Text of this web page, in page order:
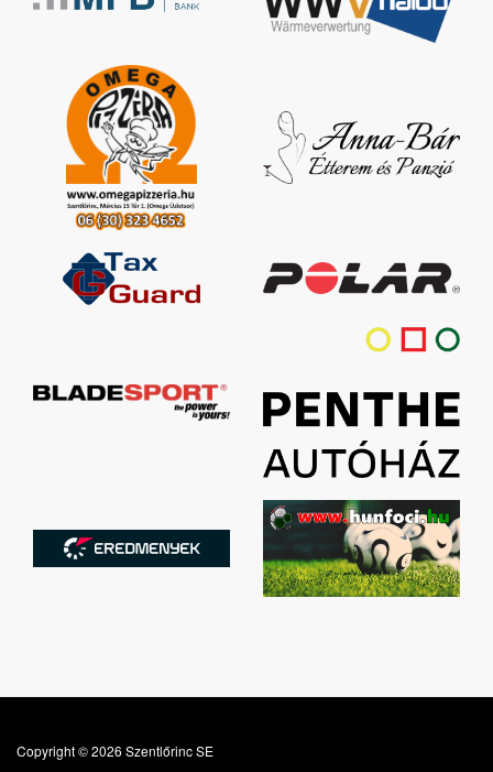
Copyright © 2026 Szentlőrinc SE